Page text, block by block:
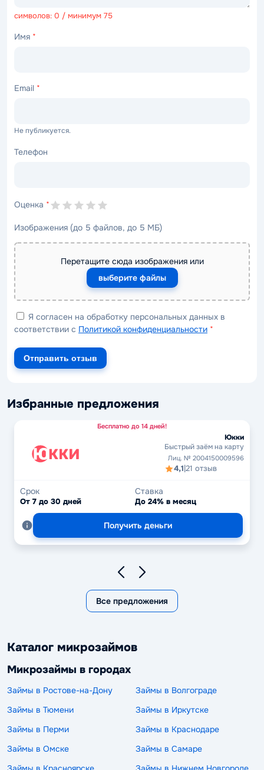
символов: 0 / минимум 75
Имя *
Email *
Не публикуется.
Телефон
Оценка *
Изображения (до 5 файлов, до 5 МБ)
Перетащите сюда изображения или
выберите файлы
Я согласен на обработку персональных данных в
соответствии с Политикой конфиденциальности *
Отправить отзыв
Избранные предложения
Бесплатно до 14 дней!
Юкки
Быстрый заём на карту
Лиц. № 2004150009596
4,1|21 отзыв
Срок
От 7 до 30 дней
Ставка
До 24% в месяц
Получить деньги
Все предложения
Каталог микрозаймов
Микрозаймы в городах
Займы в Ростове-на-Дону
Займы в Волгограде
Займы в Тюмени
Займы в Иркутске
Займы в Перми
Займы в Краснодаре
Займы в Омске
Займы в Самаре